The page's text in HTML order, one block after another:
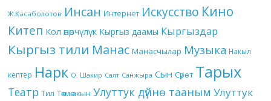
Ж.Касаболотов Инсан Интернет Искусство Кино
Китеп Кол өнөрчүлүк Кыргыз даамы Кыргыздар
Кыргыз тили Манас Манасчылар Музыка Накыл
кептер Нарк О. Шакир Салт Санжыра Сын Сүрөт Тарых
Театр Тил Төкмө акын Улуттук дүйнө тааным Улуттук